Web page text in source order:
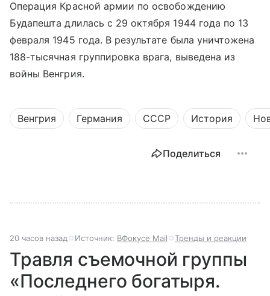
Операция Красной армии по освобождению
Будапешта длилась с 29 октября 1944 года по 13
февраля 1945 года. В результате была уничтожена
188-тысячная группировка врага, выведена из
войны Венгрия.
Венгрия Германия СССР История
Поделиться
20 часов назад Источник: ВФокусе Mail Тренды и реакции
Травля съемочной группы
«Последнего богатыря.